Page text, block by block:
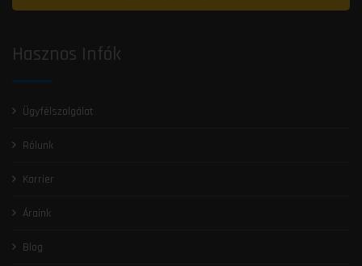
Hasznos Infók
Ügyfélszolgálat
Rólunk
Karrier
Áraink
Blog